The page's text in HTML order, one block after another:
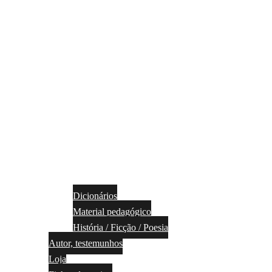
Dicionários
Material pedagógico
História / Ficção / Poesia
Autor, testemunhos
Loja